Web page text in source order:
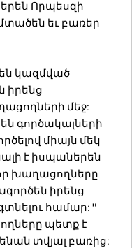
Որպեսզի
եւ բառեր
կազմված
իրենց
մեջ:
գործակալների
միայն մեկ
է իսպաներեն
խաղացողները
իրենց
համար: "
պետք է
տվյալ բառից: